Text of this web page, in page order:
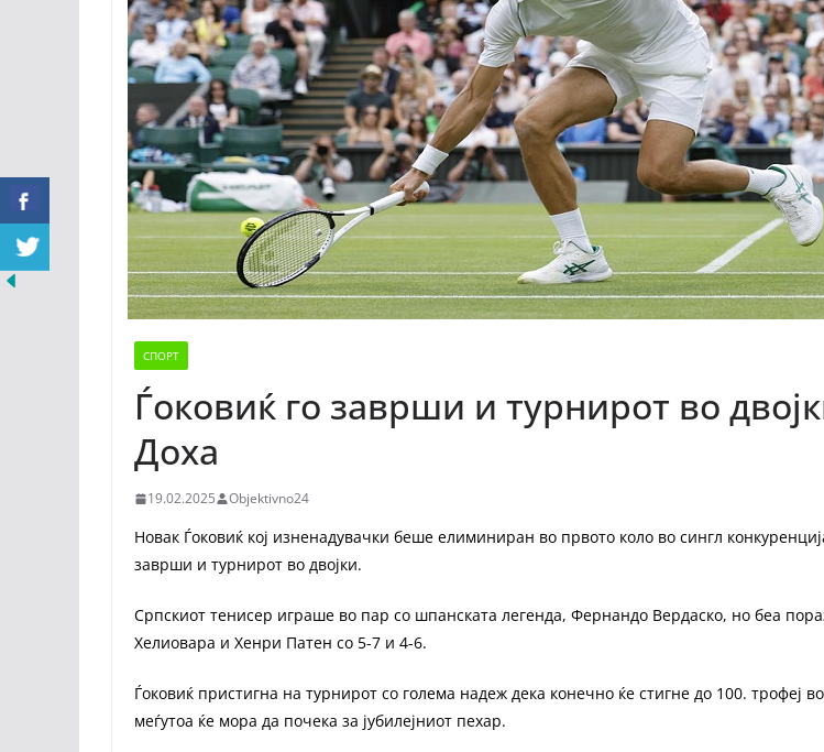
СПОРТ
Ѓоковиќ го заврши и турнирот во
Доха
19.02.2025 Objektivno24
Новак Ѓоковиќ кој изненадувачки беше елиминиран во првото коло во сингл
заврши и турнирот во двојки.
Српскиот тенисер играше во пар со шпанската легенда, Фернандо Вердаско, но беа
Хелиовара и Хенри Патен со 5-7 и 4-6.
Ѓоковиќ пристигна на турнирот со голема надеж дека конечно ќе стигне до 100. трофеј
меѓутоа ќе мора да почека за јубилејниот пехар.